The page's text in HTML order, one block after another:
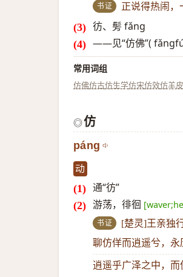
书证 正说得热闹，
彷、髣 fǎng
——见“仿佛”(
常用词组
仿佛仿古仿生学仿宋仿效仿羊
◎仿
páng
动
通“彷”
游荡，徘徊
书证 [楚灵]王亲独
聊仿佯而逍遥兮，永
逍遥乎广泽之中，